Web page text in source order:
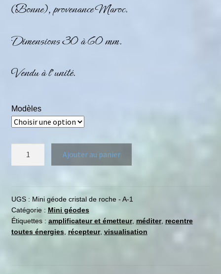
(Bonne), provenance Maroc.
Dimensions 30 à 60 mm.
Vendu à l’unité.
Modèles
Ajouter au panier
UGS : Mini géode cristal de roche - A-1
Catégorie : Mini géodes
Étiquettes : amplificateur et émetteur, méditer, recentre
toutes énergies, récepteur, visualisation